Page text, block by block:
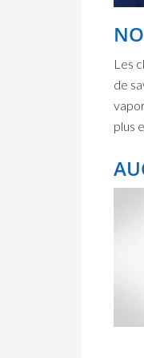
Les
de
plus